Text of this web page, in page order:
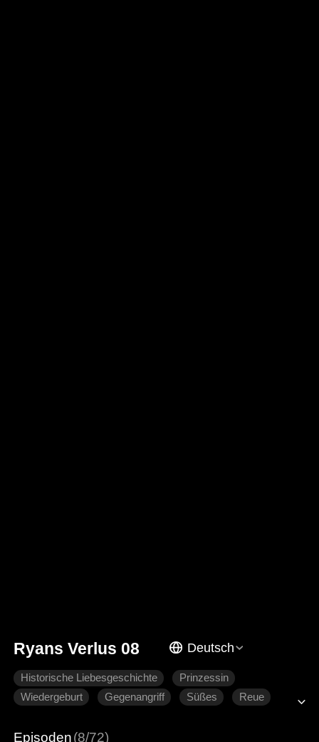
Ryans Verlus 08 Deutsch
Historische Liebesgeschichte
Prinzessin
Wiedergeburt
Gegenangriff Süßes
Reue
Episoden(8/72)